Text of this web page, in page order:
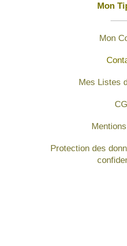
Mon
Mon
Mes Listes
Protection des